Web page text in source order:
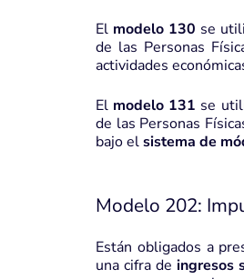
El modelo 130 se
de las Personas
actividades
El modelo 131 se
de las Personas
bajo elsistema de
Modelo 202:
Están obligados a
una cifra de ingresos